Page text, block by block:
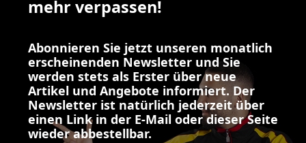
mehr verpassen!
Abonnieren Sie jetzt unseren monatlich
erscheinenden Newsletter und Sie
werden stets als Erster über neue
Artikel und Angebote informiert. Der
Newsletter ist natürlich jederzeit über
einen Link in der E-Mail oder dieser Seite
wieder abbestellbar.